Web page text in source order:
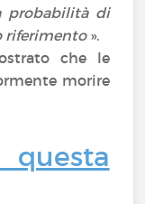
probabilità di
riferimento ».
che le
morire